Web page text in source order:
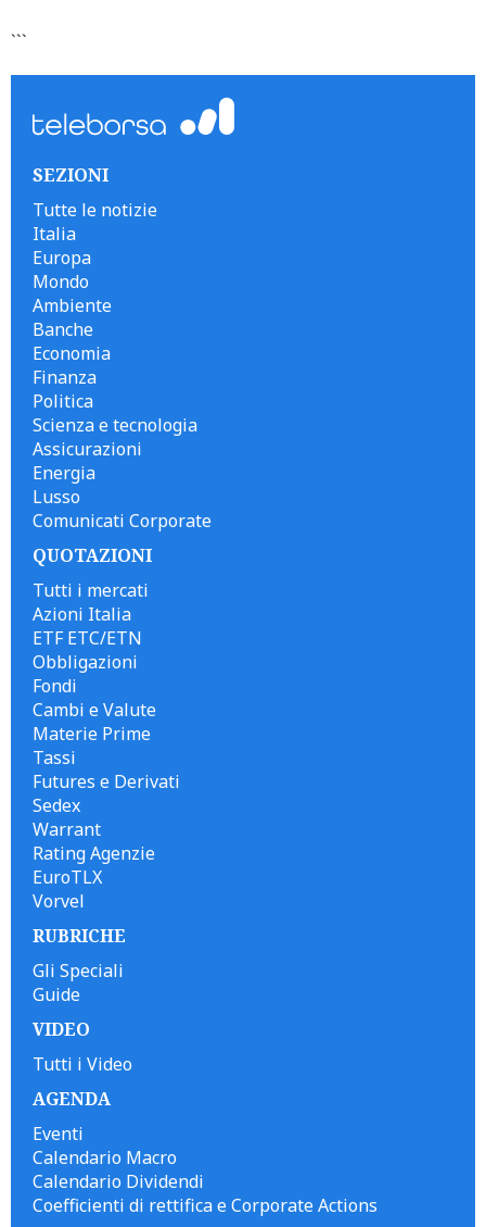
```
SEZIONI
Tutte le notizie
Italia
Europa
Mondo
Ambiente
Banche
Economia
Finanza
Politica
Scienza e tecnologia
Assicurazioni
Energia
Lusso
Comunicati Corporate
QUOTAZIONI
Tutti i mercati
Azioni Italia
ETF ETC/ETN
Obbligazioni
Fondi
Cambi e Valute
Materie Prime
Tassi
Futures e Derivati
Sedex
Warrant
Rating Agenzie
EuroTLX
Vorvel
RUBRICHE
Gli Speciali
Guide
VIDEO
Tutti i Video
AGENDA
Eventi
Calendario Macro
Calendario Dividendi
Coefficienti di rettifica e Corporate Actions